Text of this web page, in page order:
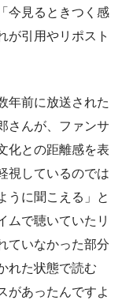
今見るときつく感
が引用やリポスト
年前に放送された
さんが、ファンサ
化との距離感を表
視しているのでは
うに聞こえる」と
ムで聴いていたリ
ていなかった部分
れた状態で読む
があったんですよ